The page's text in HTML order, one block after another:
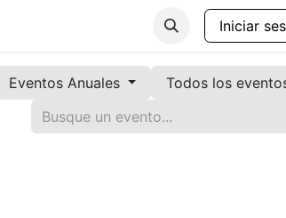
Contáctenos
Iniciar
Eventos Anuales Todos los